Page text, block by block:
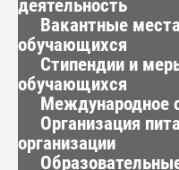
деятельность
Вакантные
обучающихся
Стипендии и
обучающихся
Международное
Организация
организации